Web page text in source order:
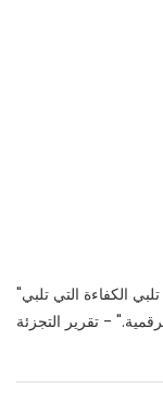
"يكمن مستقبل البقالة في النماذج المختلطة - تلبي الكفاءة التي تلبي